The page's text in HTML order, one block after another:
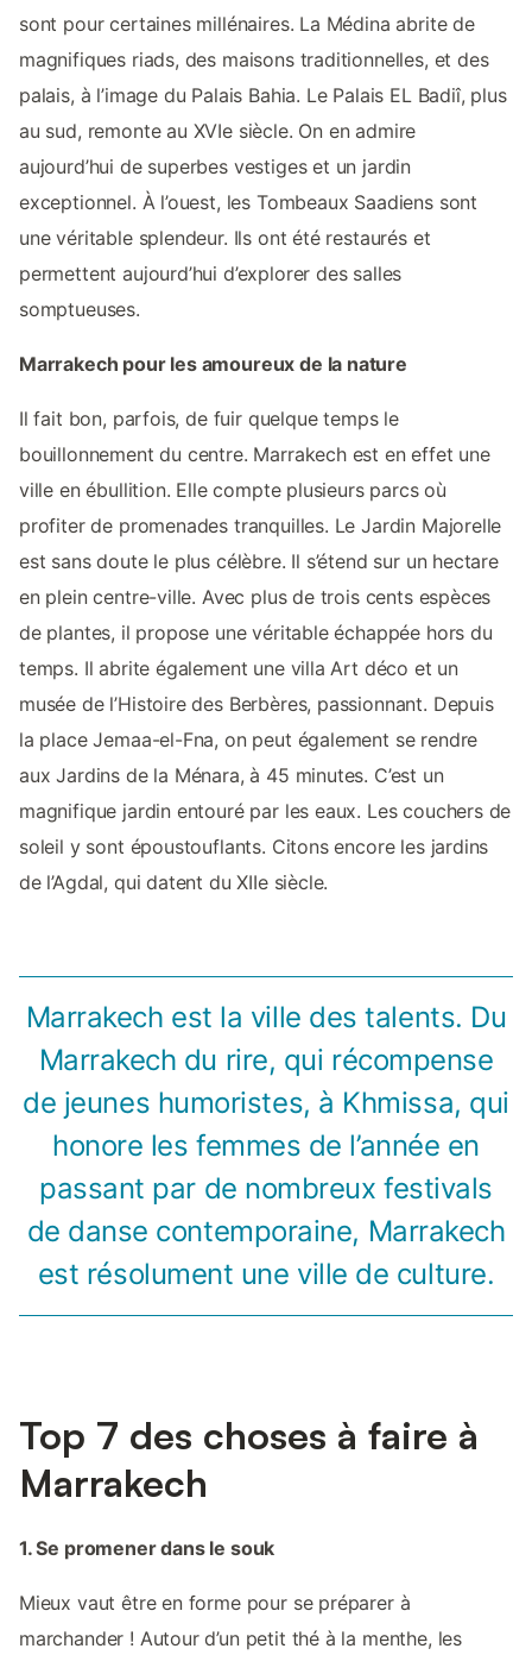
sont pour certaines millénaires. La Médina abrite de
magnifiques riads, des maisons traditionnelles, et des
palais, à l’image du Palais Bahia. Le Palais EL Badiî, plus
au sud, remonte au XVIe siècle. On en admire
aujourd’hui de superbes vestiges et un jardin
exceptionnel. À l’ouest, les Tombeaux Saadiens sont
une véritable splendeur. Ils ont été restaurés et
permettent aujourd’hui d’explorer des salles
somptueuses.
Marrakech pour les amoureux de la nature
Il fait bon, parfois, de fuir quelque temps le
bouillonnement du centre. Marrakech est en effet une
ville en ébullition. Elle compte plusieurs parcs où
profiter de promenades tranquilles. Le Jardin Majorelle
est sans doute le plus célèbre. Il s’étend sur un hectare
en plein centre-ville. Avec plus de trois cents espèces
de plantes, il propose une véritable échappée hors du
temps. Il abrite également une villa Art déco et un
musée de l’Histoire des Berbères, passionnant. Depuis
la place Jemaa-el-Fna, on peut également se rendre
aux Jardins de la Ménara, à 45 minutes. C’est un
magnifique jardin entouré par les eaux. Les couchers de
soleil y sont époustouflants. Citons encore les jardins
de l’Agdal, qui datent du XIIe siècle.
Marrakech est la ville des talents. Du
Marrakech du rire, qui récompense
de jeunes humoristes, à Khmissa, qui
honore les femmes de l’année en
passant par de nombreux festivals
de danse contemporaine, Marrakech
est résolument une ville de culture.
Top 7 des choses à faire à
Marrakech
1. Se promener dans le souk
Mieux vaut être en forme pour se préparer à
marchander ! Autour d’un petit thé à la menthe, les